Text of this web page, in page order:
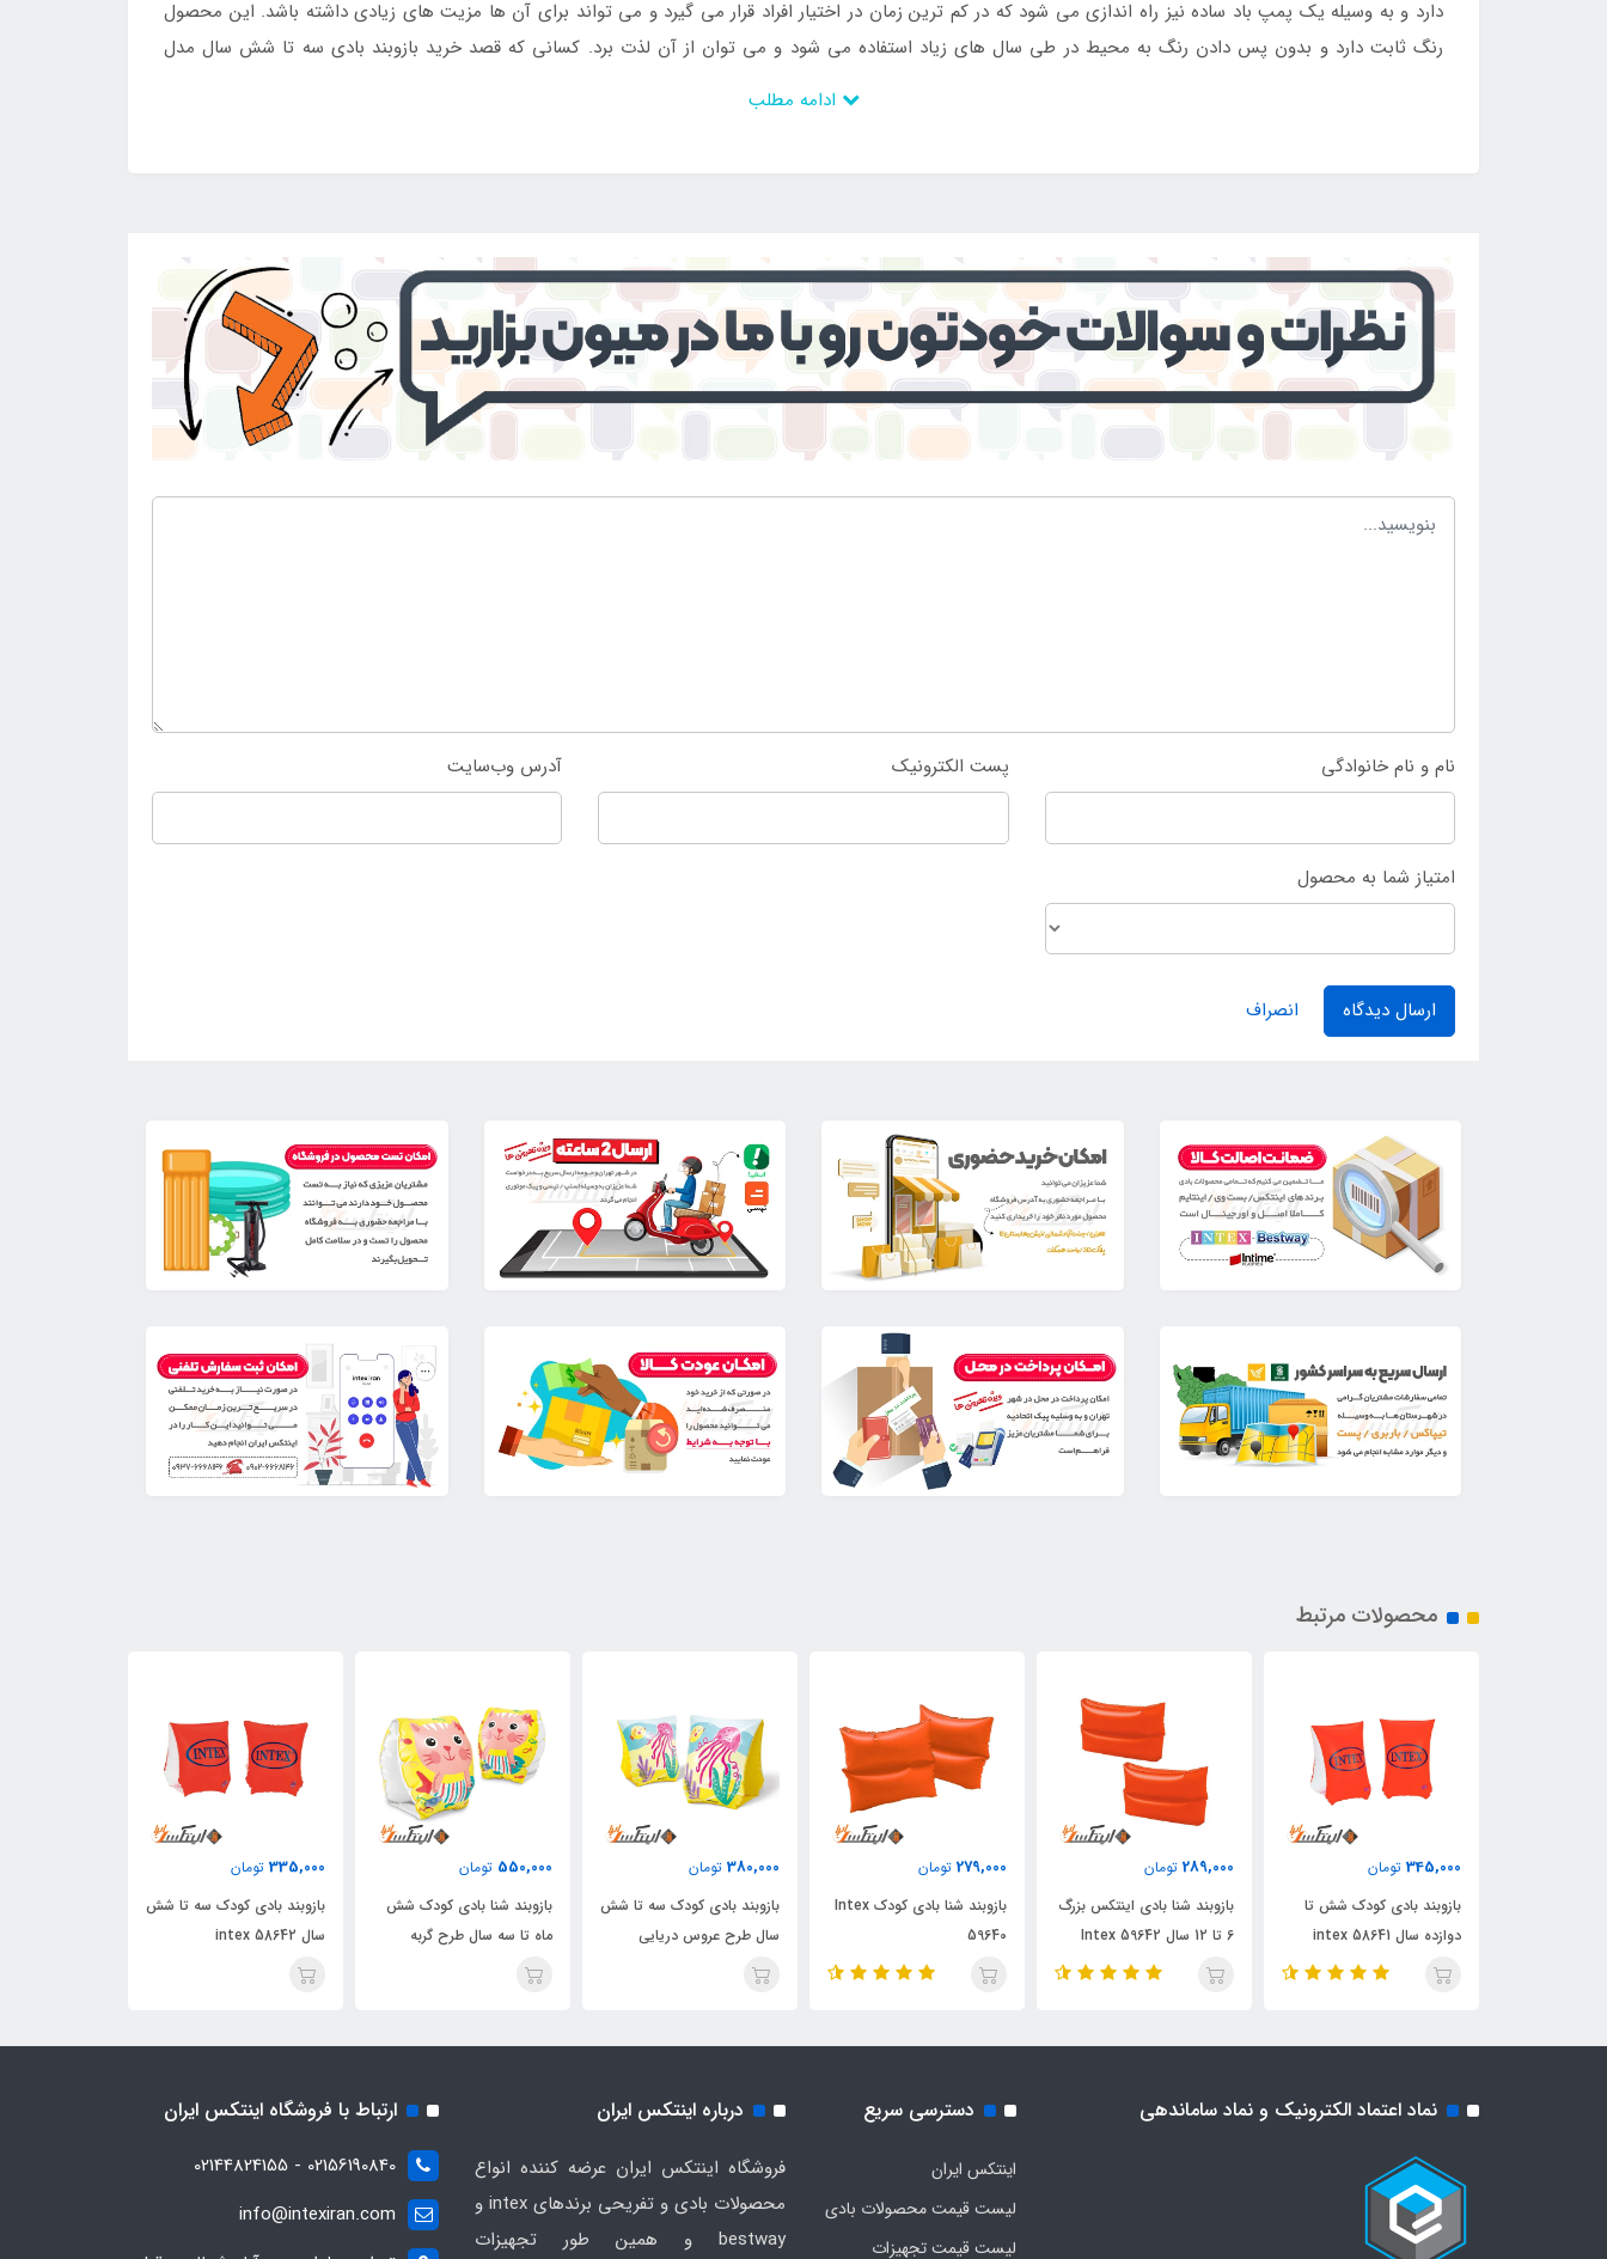
دارد و به وسیله یک پمپ باد ساده نیز راه اندازی می شود که در کم ترین زمان در اختیار افراد قرار می گیرد و می تواند برای آن ها مزیت های زیادی داشته باشد. این محصول
رنگ ثابت دارد و بدون پس دادن رنگ به محیط در طی سال های زیاد استفاده می شود و می توان از آن لذت برد. کسانی که قصد خرید بازوبند بادی سه تا شش سال مدل
نام و نام خانوادگی پست الکترونیک آدرس وب‌سایت
امتیاز شما به محصول
ارسال دیدگاه انصراف
محصولات مرتبط
345,000 تومان
بازوبند بادی کودک شش تا
دوازده سال intex 58641
289,000 تومان
بازوبند شنا بادی اینتکس بزرگ
6 تا 12 سال Intex 59642
279,000 تومان
بازوبند شنا بادی کودک Intex
59640
380,000 تومان
بازوبند بادی کودک سه تا شش
سال طرح عروس دریایی
550,000 تومان
بازوبند شنا بادی کودک شش
ماه تا سه سال طرح گربه
335,000 تومان
بازوبند بادی کودک سه تا شش
سال intex 58642
نماد اعتماد الکترونیک و نماد ساماندهی دسترسی سریع
اینتکس ایران
لیست قیمت محصولات بادی
لیست قیمت تجهیزات
درباره اینتکس ایران
فروشگاه اینتکس ایران عرضه کننده انواع
محصولات بادی و تفریحی برندهای intex و
bestway و همین طور تجهیزات
ارتباط با فروشگاه اینتکس ایران
02156190840 - 02144824155
info@intexiran.com